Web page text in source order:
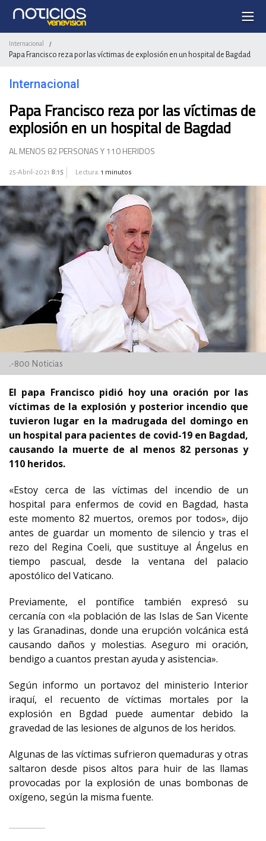
Internacional /
Papa Francisco reza por las víctimas de explosión en un hospital de Bagdad
Internacional
Papa Francisco reza por las víctimas de
explosión en un hospital de Bagdad
AL MENOS 82 PERSONAS Y 110 HERIDOS
25-Abril-2021 8:15 Lectura: 1 minutos
.-800 Noticias
El papa Francisco pidió hoy una oración por las
víctimas de la explosión y posterior incendio que
tuvieron lugar en la madrugada del domingo en
un hospital para pacientes de covid-19 en Bagdad,
causando la muerte de al menos 82 personas y
110 heridos.
«Estoy cerca de las víctimas del incendio de un
hospital para enfermos de covid en Bagdad, hasta
este momento 82 muertos, oremos por todos», dijo
antes de guardar un momento de silencio y tras el
rezo del Regina Coeli, que sustituye al Ángelus en
tiempo pascual, desde la ventana del palacio
apostólico del Vaticano.
Previamente, el pontífice también expresó su
cercanía con «la población de las Islas de San Vicente
y las Granadinas, donde una erupción volcánica está
causando daños y molestias. Aseguro mi oración,
bendigo a cuantos prestan ayuda y asistencia».
Según informo un portavoz del ministerio Interior
iraquí, el recuento de víctimas mortales por la
explosión en Bgdad puede aumentar debido la
gravedad de las lesiones de algunos de los heridos.
Algunas de las víctimas sufrieron quemaduras y otras
saltaron desde pisos altos para huir de las llamas
provocadas por la explosión de unas bombonas de
oxígeno, según la misma fuente.